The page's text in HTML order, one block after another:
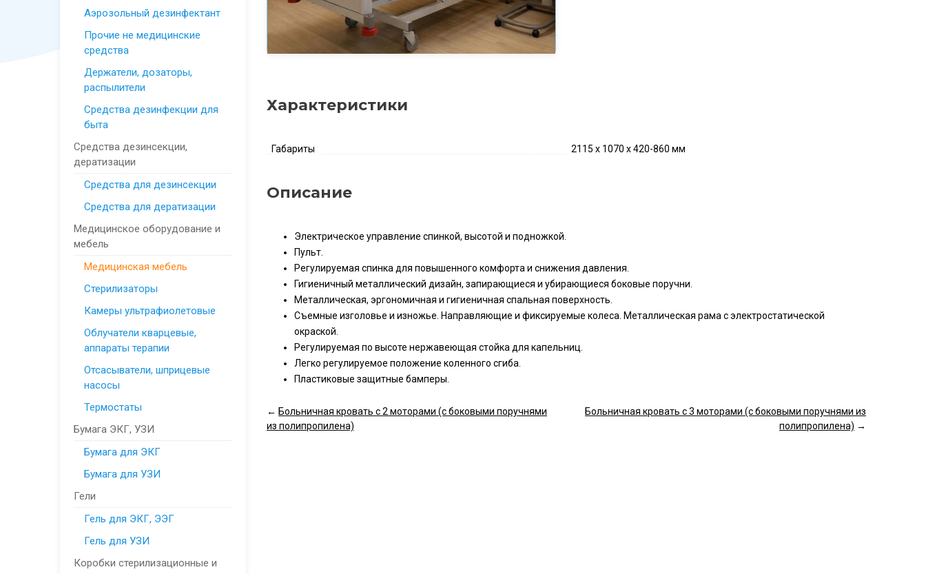
Аэрозольный дезинфектант
Прочие не медицинские
средства
Держатели, дозаторы,
распылители
Средства дезинфекции для
быта
Средства дезинсекции,
дератизации
Средства для дезинсекции
Средства для дератизации
Медицинское оборудование и
мебель
Медицинская мебель
Стерилизаторы
Камеры ультрафиолетовые
Облучатели кварцевые,
аппараты терапии
Отсасыватели, шприцевые
насосы
Термостаты
Бумага ЭКГ, УЗИ
Бумага для ЭКГ
Бумага для УЗИ
Гели
Гель для ЭКГ, ЭЭГ
Гель для УЗИ
Коробки стерилизационные и
Характеристики
Габариты 2115 x 1070 x 420-860 мм
Описание
Электрическое управление спинкой, высотой и подножкой.
Пульт.
Регулируемая спинка для повышенного комфорта и снижения давления.
Гигиеничный металлический дизайн, запирающиеся и убирающиеся боковые поручни.
Металлическая, эргономичная и гигиеничная спальная поверхность.
Съемные изголовье и изножье. Направляющие и фиксируемые колеса. Металлическая рама с электростатической
окраской.
Регулируемая по высоте нержавеющая стойка для капельниц.
Легко регулируемое положение коленного сгиба.
Пластиковые защитные бамперы.
← Больничная кровать с 2 моторами (с боковыми поручнями
из полипропилена)
Больничная кровать с 3 моторами (с боковыми поручнями из
полипропилена) →